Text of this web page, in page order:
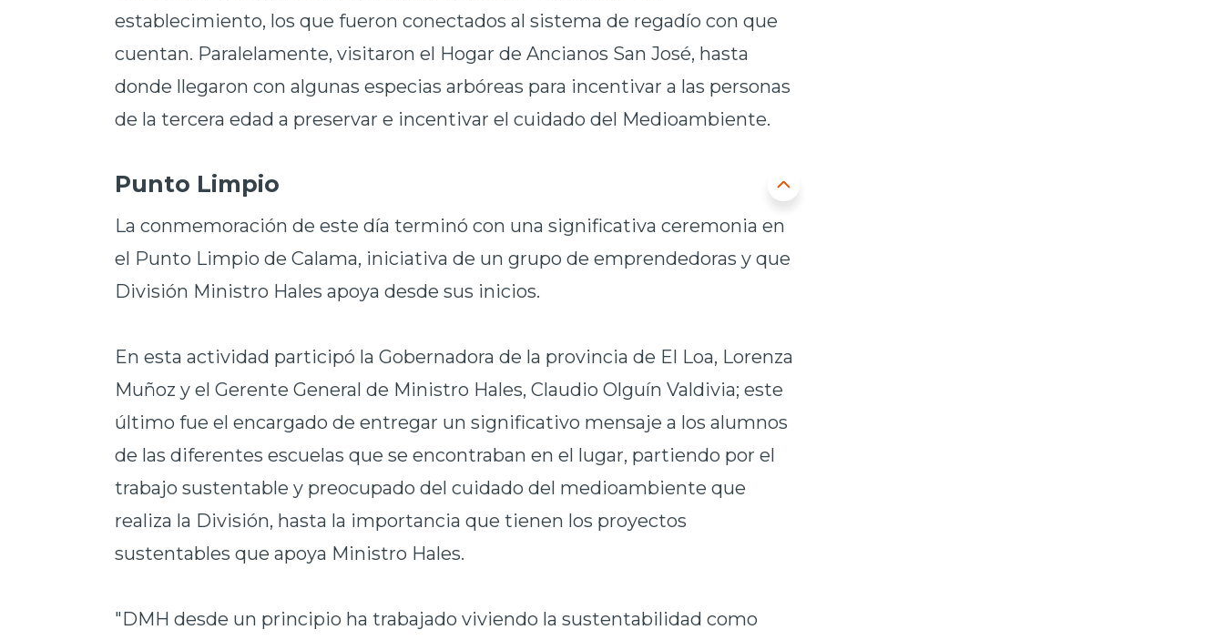
establecimiento, los que fueron conectados al sistema de regadío con que
cuentan. Paralelamente, visitaron el Hogar de Ancianos San José, hasta
donde llegaron con algunas especias arbóreas para incentivar a las personas
de la tercera edad a preservar e incentivar el cuidado del Medioambiente.
Punto Limpio
La conmemoración de este día terminó con una significativa ceremonia en
el Punto Limpio de Calama, iniciativa de un grupo de emprendedoras y que
División Ministro Hales apoya desde sus inicios.
En esta actividad participó la Gobernadora de la provincia de El Loa, Lorenza
Muñoz y el Gerente General de Ministro Hales, Claudio Olguín Valdivia; este
último fue el encargado de entregar un significativo mensaje a los alumnos
de las diferentes escuelas que se encontraban en el lugar, partiendo por el
trabajo sustentable y preocupado del cuidado del medioambiente que
realiza la División, hasta la importancia que tienen los proyectos
sustentables que apoya Ministro Hales.
"DMH desde un principio ha trabajado viviendo la sustentabilidad como